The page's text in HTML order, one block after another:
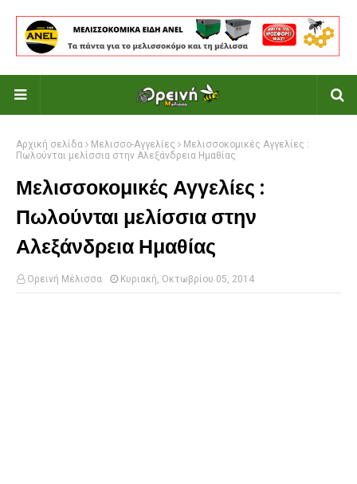
Αρχική σελίδα Μελισσο-Αγγελίες
Μελισσοκομικές Αγγελίες :
Πωλούνται μελίσσια στην Αλεξάνδρεια Ημαθίας
Μελισσοκομικές Αγγελίες :
Πωλούνται μελίσσια στην
Αλεξάνδρεια Ημαθίας
Ορεινή Μέλισσα Κυριακή, Οκτωβρίου 05, 2014